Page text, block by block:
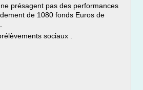
présagent pas des performances
de 1080 fonds Euros de
sociaux .